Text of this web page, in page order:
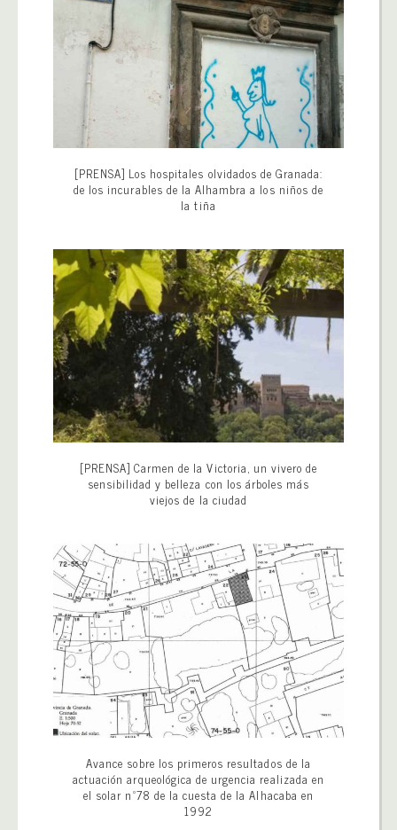
[PRENSA] Los hospitales olvidados de Granada:
de los incurables de la Alhambra a los niños de
la tiña
[PRENSA] Carmen de la Victoria, un vivero de
sensibilidad y belleza con los árboles más
viejos de la ciudad
Avance sobre los primeros resultados de la
actuación arqueológica de urgencia realizada en
el solar nº78 de la cuesta de la Alhacaba en
1992